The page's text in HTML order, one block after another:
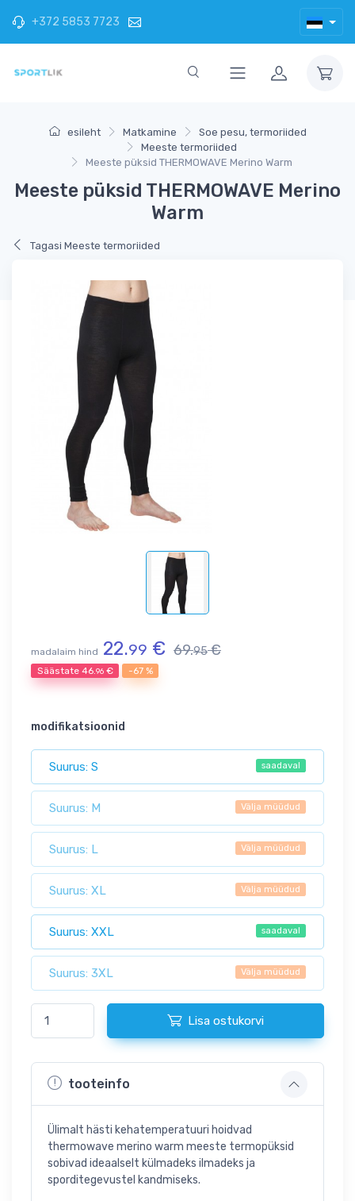
+372 5853 7723
esileht Matkamine
Soe pesu, termoriided
Meeste termoriided
Meeste püksid THERMOWAVE Merino Warm
Meeste püksid THERMOWAVE Merino
Warm
Tagasi Meeste termoriided
madalaim hind 22.99 € 69.95€
Säästate 46.96€ -67 %
modifikatsioonid
Suurus: S saadaval
Suurus: M Välja müüdud
Suurus: L Välja müüdud
Suurus: XL Välja müüdud
Suurus: XXL saadaval
Suurus: 3XL Välja müüdud
Lisa ostukorvi
tooteinfo
Ülimalt hästi kehatemperatuuri hoidvad
thermowave merino warm meeste termopüksid
sobivad ideaalselt külmadeks ilmadeks ja
sporditegevustel kandmiseks.